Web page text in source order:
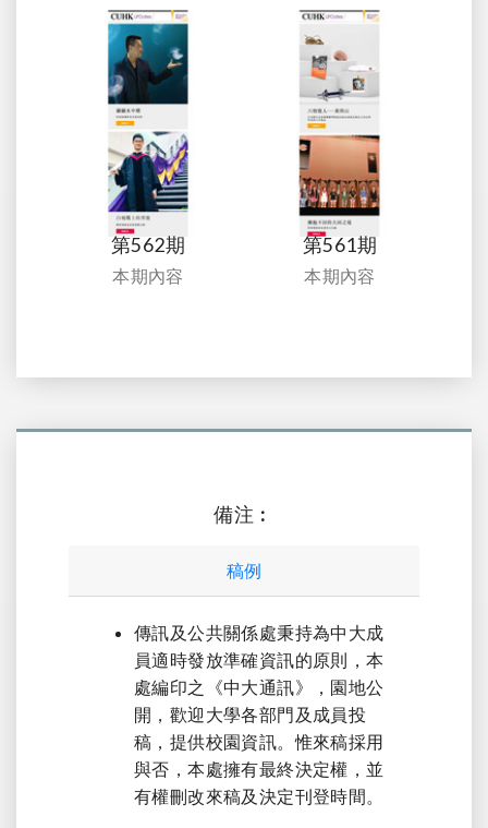
第562期
本期內容
第561期
本期內容
備注︰
稿例
傳訊及公共關係處秉持為中大成
員適時發放準確資訊的原則，本
處編印之《中大通訊》，園地公
開，歡迎大學各部門及成員投
稿，提供校園資訊。惟來稿採用
與否，本處擁有最終決定權，並
有權刪改來稿及決定刊登時間。